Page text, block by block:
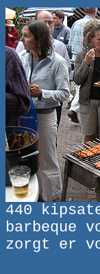
440
barbeque
zorgt er